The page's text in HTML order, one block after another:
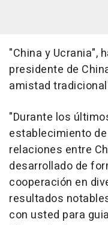
"China y Ucrania",
presidente de
amistad
"Durante los
establecimiento
relaciones entre
desarrollado de
cooperación en
resultados
con usted para